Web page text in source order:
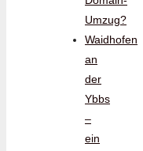
Umzug?
Waidhofen
an
der
Ybbs
–
ein